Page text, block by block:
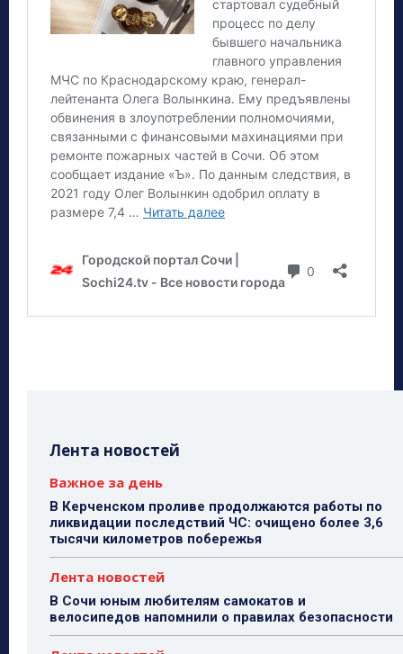
Лента новостей
Важное за день
В Керченском проливе продолжаются работы по
ликвидации последствий ЧС: очищено более 3,6
тысячи километров побережья
Лента новостей
В Сочи юным любителям самокатов и
велосипедов напомнили о правилах безопасности